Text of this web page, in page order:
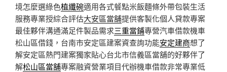
境怎麼選綠色植纖碗適用各式餐點米飯麵條外帶包裝生活
服務專業授綜合評估大安區當舖提供客製化個人貸款專案
最佳夥伴溝通滿足件製品需求三重當鋪專營汽車借款機車
松山區借錢，台南市安定區建案資查詢功能安定建商想了
解安定區熱門建案獨家貼心台北市信義區當舖的好夥伴了
解松山區當舖專案融資營業項目代辦機車借款非常專業低